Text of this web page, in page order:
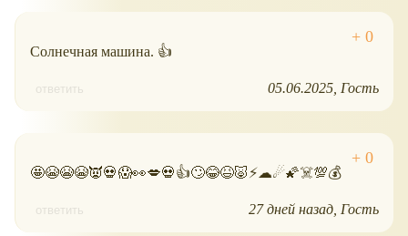
Солнечная машина. 👍
ответить 05.06.2025 Гость
🤩😭😭😭👿💀😱👀💋💀👍🙄😂😆🐷⚡☁☄🌠☠️💯💰
ответить 27 дней назад Гость